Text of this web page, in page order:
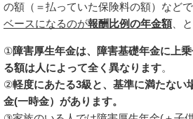
の額（＝払っていた保険料の額）など
ベースになるのが報酬比例の年金額、
①障害厚生年金は、障害基礎年金に上
る額は人によって全く異なります。
②軽度にあたる3級と、基準に満たない
金(一時金）があります。